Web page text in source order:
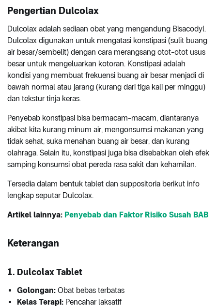
Pengertian Dulcolax
Dulcolax adalah sediaan obat yang mengandung Bisacodyl.
Dulcolax digunakan untuk mengatasi konstipasi (sulit buang
air besar/sembelit) dengan cara merangsang otot-otot usus
besar untuk mengeluarkan kotoran. Konstipasi adalah
kondisi yang membuat frekuensi buang air besar menjadi di
bawah normal atau jarang (kurang dari tiga kali per minggu)
dan tekstur tinja keras.
Penyebab konstipasi bisa bermacam-macam, diantaranya
akibat kita kurang minum air, mengonsumsi makanan yang
tidak sehat, suka menahan buang air besar, dan kurang
olahraga. Selain itu, konstipasi juga bisa disebabkan oleh efek
samping konsumsi obat pereda rasa sakit dan kehamilan.
Tersedia dalam bentuk tablet dan suppositoria berikut info
lengkap seputar Dulcolax.
Artikel lainnya: Penyebab dan Faktor Risiko Susah BAB
Keterangan
1. Dulcolax Tablet
Golongan: Obat bebas terbatas
Kelas Terapi: Pencahar laksatif